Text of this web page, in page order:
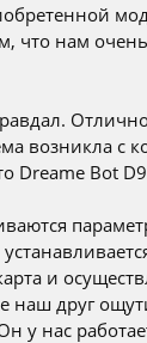
что нам
Отлично
возникла с
Dreame Bot
и
наш друг
у нас